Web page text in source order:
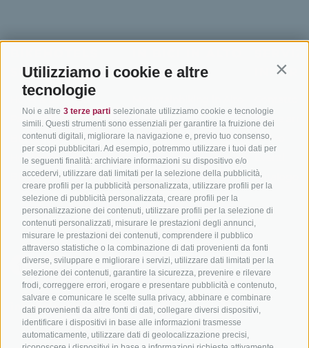
Utilizziamo i cookie e altre
tecnologie
Noi e altre 3 terze parti selezionate utilizziamo cookie e tecnologie
simili. Questi strumenti sono essenziali per garantire la fruizione dei
contenuti digitali, migliorare la navigazione e, previo tuo consenso,
per scopi pubblicitari. Ad esempio, potremmo utilizzare i tuoi dati per
le seguenti finalità: archiviare informazioni su dispositivo e/o
accedervi, utilizzare dati limitati per la selezione della pubblicità,
creare profili per la pubblicità personalizzata, utilizzare profili per la
selezione di pubblicità personalizzata, creare profili per la
personalizzazione dei contenuti, utilizzare profili per la selezione di
contenuti personalizzati, misurare le prestazioni degli annunci,
misurare le prestazioni dei contenuti, comprendere il pubblico
attraverso statistiche o la combinazione di dati provenienti da fonti
diverse, sviluppare e migliorare i servizi, utilizzare dati limitati per la
selezione dei contenuti, garantire la sicurezza, prevenire e rilevare
frodi, correggere errori, erogare e presentare pubblicità e contenuto,
salvare e comunicare le scelte sulla privacy, abbinare e combinare
dati provenienti da altre fonti di dati, collegare diversi dispositivi,
identificare i dispositivi in base alle informazioni trasmesse
automaticamente, utilizzare dati di geolocalizzazione precisi,
SÜDTIROL
Hotel & pacchetti
Pacchetti vacanze
Buoni vacanza
Hot Deals
Bike & Work
ADIGE
Adige
In bici da corsa in Alto
Adige
Ciclabili in Alto Adige
Scuole bike
Tutti i tour
Come
Meteo
Catalogo
info@bikehotels.it